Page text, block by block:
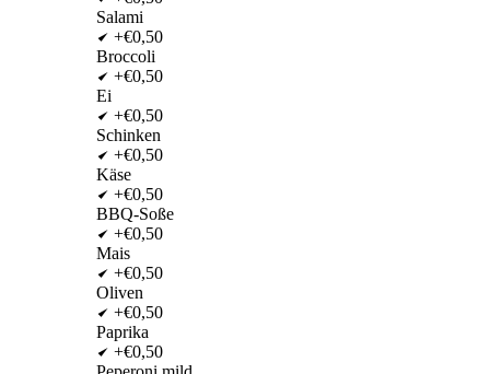
Salami
+€0,50
Broccoli
+€0,50
Ei
+€0,50
Schinken
+€0,50
Käse
+€0,50
BBQ-Soße
+€0,50
Mais
+€0,50
Oliven
+€0,50
Paprika
+€0,50